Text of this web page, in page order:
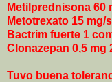
Metilprednisona 60
Metotrexato 15 mg/
Bactrim fuerte 1
Clonazepan 0,5 mg
Tuvo buena